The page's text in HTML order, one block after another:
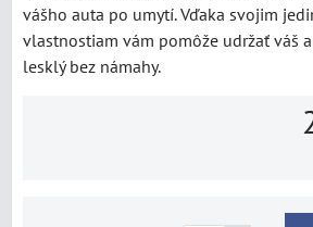
vášho auta po umytí. Vďaka svojim
vlastnostiam vám pomôže udržať váš
lesklý bez námahy.